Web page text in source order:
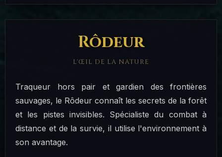
Rôdeur
L'ŒIL DE LA NATURE
Traqueur hors pair et gardien des frontières
sauvages, le Rôdeur connaît les secrets de la forêt
et les pistes invisibles. Spécialiste du combat à
distance et de la survie, il utilise l'environnement à
son avantage.